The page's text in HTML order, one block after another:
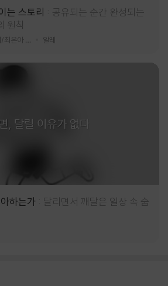
는 스토리
공유되는 순간 완성되는
원칙
알레
, 달릴 이유가 없다
하는가
달리면서 깨달은 일상 속 숨